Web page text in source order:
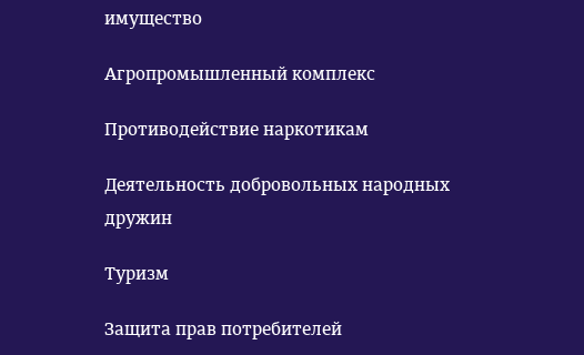
имущество
Агропромышленный комплекс
Противодействие наркотикам
Деятельность добровольных народных
дружин
Туризм
Защита прав потребителей